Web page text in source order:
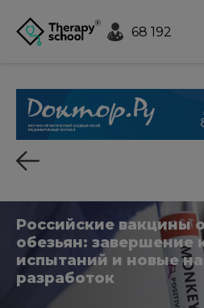
68 192
Российские вакцины
обезьян: завершение
испытаний и новые
разработок